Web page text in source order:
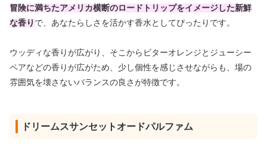
冒険に満ちたアメリカ横断のロードトリップをイメージした新鮮
な香り で、あなたらしさを活かす香水としてぴったりです。
ウッディな香りが広がり、そこからビターオレンジとジューシー
ペアなどの香りが広がため、少し個性を感じさせながらも、場の
雰囲気を壊さないバランスの良さが特徴です。
ドリームスサンセットオードパルファム